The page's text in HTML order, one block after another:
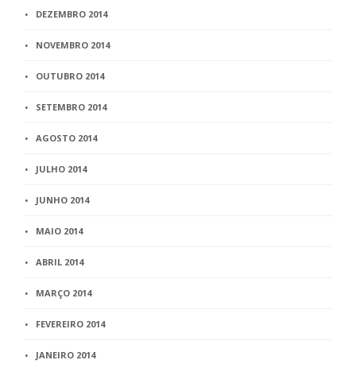
DEZEMBRO 2014
NOVEMBRO 2014
OUTUBRO 2014
SETEMBRO 2014
AGOSTO 2014
JULHO 2014
JUNHO 2014
MAIO 2014
ABRIL 2014
MARÇO 2014
FEVEREIRO 2014
JANEIRO 2014